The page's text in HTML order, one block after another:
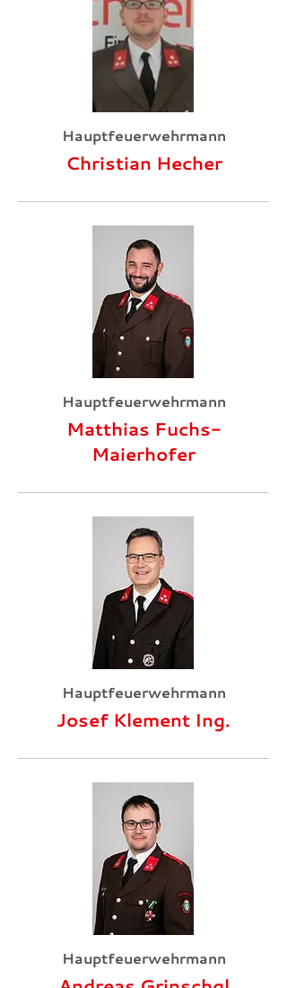
Hauptfeuerwehrmann
Christian Hecher
Hauptfeuerwehrmann
Matthias Fuchs-
Maierhofer
Hauptfeuerwehrmann
Josef Klement Ing.
Hauptfeuerwehrmann